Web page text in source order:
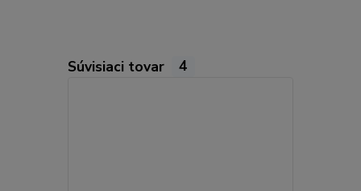
Súvisiaci tovar 4